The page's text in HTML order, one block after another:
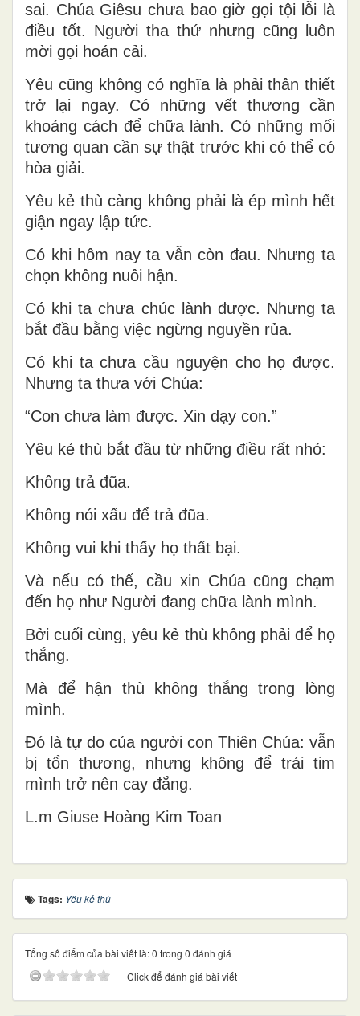
sai. Chúa Giêsu chưa bao giờ gọi tội lỗi là
điều tốt. Người tha thứ nhưng cũng luôn
mời gọi hoán cải.
Yêu cũng không có nghĩa là phải thân thiết
trở lại ngay. Có những vết thương cần
khoảng cách để chữa lành. Có những mối
tương quan cần sự thật trước khi có thể có
hòa giải.
Yêu kẻ thù càng không phải là ép mình hết
giận ngay lập tức.
Có khi hôm nay ta vẫn còn đau. Nhưng ta
chọn không nuôi hận.
Có khi ta chưa chúc lành được. Nhưng ta
bắt đầu bằng việc ngừng nguyền rủa.
Có khi ta chưa cầu nguyện cho họ được.
Nhưng ta thưa với Chúa:
“Con chưa làm được. Xin dạy con.”
Yêu kẻ thù bắt đầu từ những điều rất nhỏ:
Không trả đũa.
Không nói xấu để trả đũa.
Không vui khi thấy họ thất bại.
Và nếu có thể, cầu xin Chúa cũng chạm
đến họ như Người đang chữa lành mình.
Bởi cuối cùng, yêu kẻ thù không phải để họ
thắng.
Mà để hận thù không thắng trong lòng
mình.
Đó là tự do của người con Thiên Chúa: vẫn
bị tổn thương, nhưng không để trái tim
mình trở nên cay đắng.
L.m Giuse Hoàng Kim Toan
Tags: Yêu kẻ thù
Tổng số điểm của bài viết là: 0 trong 0 đánh giá
Click để đánh giá bài viết